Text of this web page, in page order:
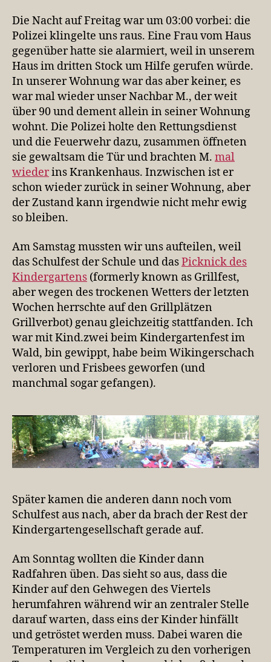
Die Nacht auf Freitag war um 03:00 vorbei: die
Polizei klingelte uns raus. Eine Frau vom Haus
gegenüber hatte sie alarmiert, weil in unserem
Haus im dritten Stock um Hilfe gerufen würde.
In unserer Wohnung war das aber keiner, es
war mal wieder unser Nachbar M., der weit
über 90 und dement allein in seiner Wohnung
wohnt. Die Polizei holte den Rettungsdienst
und die Feuerwehr dazu, zusammen öffneten
sie gewaltsam die Tür und brachten M. mal
wiederins Krankenhaus. Inzwischen ist er
schon wieder zurück in seiner Wohnung, aber
der Zustand kann irgendwie nicht mehr ewig
so bleiben.
Am Samstag mussten wir uns aufteilen, weil
das Schulfest der Schule und dasPicknick des
Kindergartens (formerly known as Grillfest,
aber wegen des trockenen Wetters der letzten
Wochen herrschte auf den Grillplätzen
Grillverbot) genau gleichzeitig stattfanden. Ich
war mit Kind.zwei beim Kindergartenfest im
Wald, bin gewippt, habe beim Wikingerschach
verloren und Frisbees geworfen (und
manchmal sogar gefangen).
Später kamen die anderen dann noch vom
Schulfest aus nach, aber da brach der Rest der
Kindergartengesellschaft gerade auf.
Am Sonntag wollten die Kinder dann
Radfahren üben. Das sieht so aus, dass die
Kinder auf den Gehwegen des Viertels
herumfahren während wir an zentraler Stelle
darauf warten, dass eins der Kinder hinfällt
und getröstet werden muss. Dabei waren die
Temperaturen im Vergleich zu den vorherigen